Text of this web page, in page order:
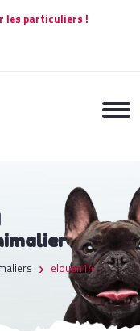
les particuliers !
elouan14